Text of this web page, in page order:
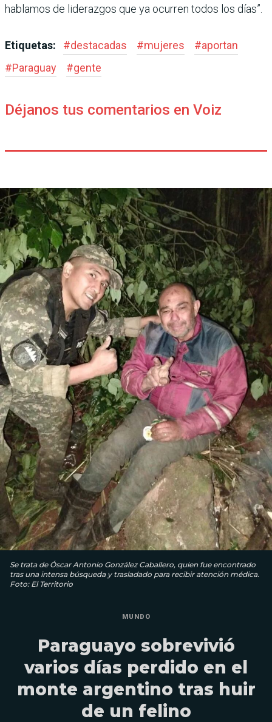
hablamos de liderazgos que ya ocurren todos los días”.
Etiquetas: #destacadas #mujeres #aportan
#Paraguay #gente
Déjanos tus comentarios en Voiz
Se trata de Óscar Antonio González Caballero, quien fue encontrado
tras una intensa búsqueda y trasladado para recibir atención médica.
Foto: El Territorio
MUNDO
Paraguayo sobrevivió
varios días perdido en el
monte argentino tras huir
de un felino